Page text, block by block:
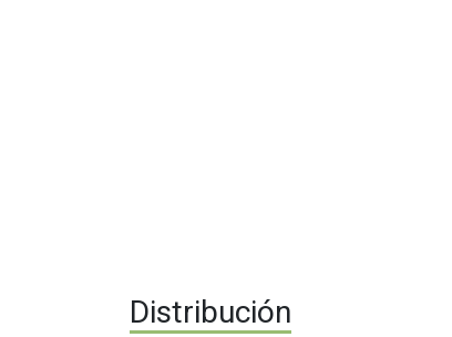
Distribución